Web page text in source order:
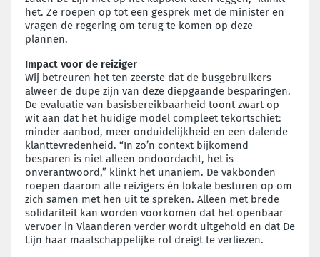
het. Ze roepen op tot een gesprek met de minister en
vragen de regering om terug te komen op deze
plannen.
Impact voor de reiziger
Wij betreuren het ten zeerste dat de busgebruikers
alweer de dupe zijn van deze diepgaande besparingen.
De evaluatie van basisbereikbaarheid toont zwart op
wit aan dat het huidige model compleet tekortschiet:
minder aanbod, meer onduidelijkheid en een dalende
klanttevredenheid. “In zo’n context bijkomend
besparen is niet alleen ondoordacht, het is
onverantwoord,” klinkt het unaniem. De vakbonden
roepen daarom alle reizigers én lokale besturen op om
zich samen met hen uit te spreken. Alleen met brede
solidariteit kan worden voorkomen dat het openbaar
vervoer in Vlaanderen verder wordt uitgehold en dat De
Lijn haar maatschappelijke rol dreigt te verliezen.